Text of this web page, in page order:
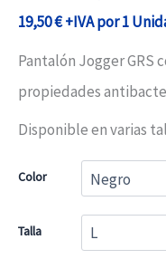
19,50€+IVA por 1
Pantalón Jogger GRS
propiedades
Disponible en varias
Color
Talla